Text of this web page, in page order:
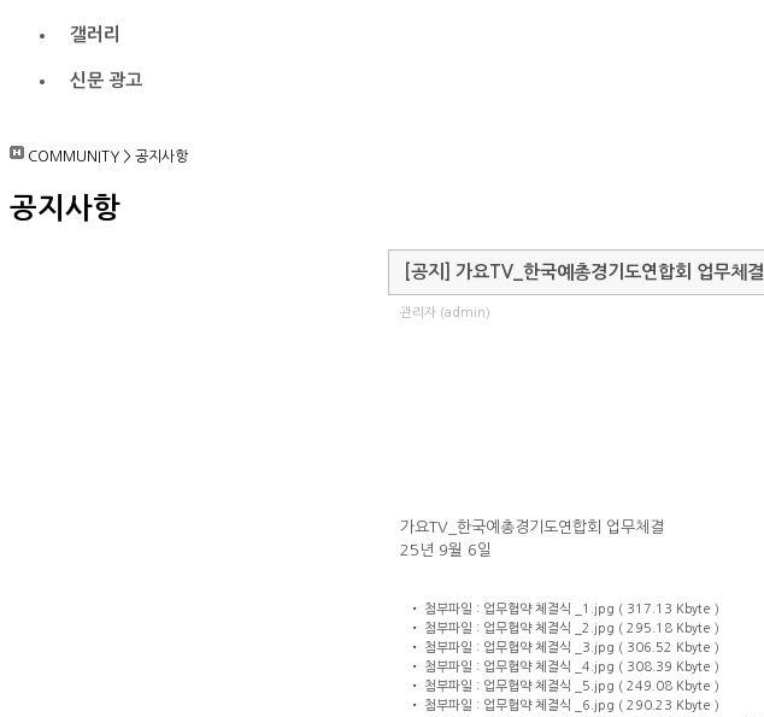
갤러리
신문 광고
COMMUNITY > 공지사항
공지사항
[공지] 가요TV_한국예총경기도연합회 업무체결
관리자 (admin)
가요TV_한국예총경기도연합회 업무체결
25년 9월 6일
• 첨부파일 : 업무협약 체결식 _1.jpg ( 317.13 Kbyte )
• 첨부파일 : 업무협약 체결식 _2.jpg ( 295.18 Kbyte )
• 첨부파일 : 업무협약 체결식 _3.jpg ( 306.52 Kbyte )
• 첨부파일 : 업무협약 체결식 _4.jpg ( 308.39 Kbyte )
• 첨부파일 : 업무협약 체결식 _5.jpg ( 249.08 Kbyte )
• 첨부파일 : 업무협약 체결식 _6.jpg ( 290.23 Kbyte )